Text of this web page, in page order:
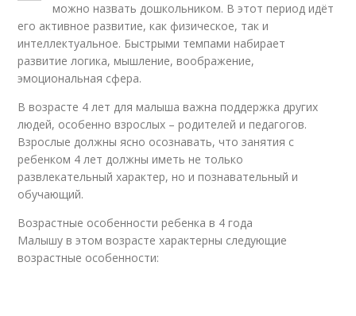
можно назвать дошкольником. В этот период идёт
его активное развитие, как физическое, так и
интеллектуальное. Быстрыми темпами набирает
развитие логика, мышление, воображение,
эмоциональная сфера.
В возрасте 4 лет для малыша важна поддержка других
людей, особенно взрослых – родителей и педагогов.
Взрослые должны ясно осознавать, что занятия с
ребенком 4 лет должны иметь не только
развлекательный характер, но и познавательный и
обучающий.
Возрастные особенности ребенка в 4 года
Малышу в этом возрасте характерны следующие
возрастные особенности: